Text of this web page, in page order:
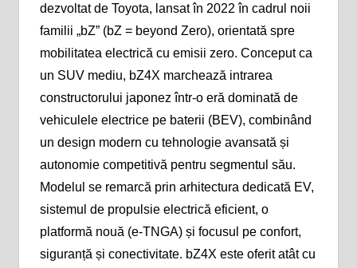
dezvoltat de Toyota, lansat în 2022 în cadrul noii
familii „bZ” (bZ = beyond Zero), orientată spre
mobilitatea electrică cu emisii zero. Conceput ca
un SUV mediu, bZ4X marchează intrarea
constructorului japonez într-o eră dominată de
vehiculele electrice pe baterii (BEV), combinând
un design modern cu tehnologie avansată și
autonomie competitivă pentru segmentul său.
Modelul se remarcă prin arhitectura dedicată EV,
sistemul de propulsie electrică eficient, o
platformă nouă (e-TNGA) și focusul pe confort,
siguranță și conectivitate. bZ4X este oferit atât cu